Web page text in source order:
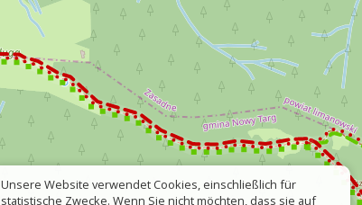
Unsere Website verwendet Cookies, einschließlich für
statistische Zwecke. Wenn Sie nicht möchten, dass sie auf